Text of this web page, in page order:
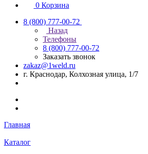
0 Корзина
8 (800) 777-00-72
Назад
Телефоны
8 (800) 777-00-72
Заказать звонок
zakaz@1weld.ru
г. Краснодар, Колхозная улица, 1/7
Главная
Каталог